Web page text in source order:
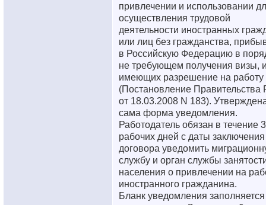
привлечении и использовании
осуществления трудовой
деятельности иностранных
или лиц без гражданства,
в Российскую Федерацию в
не требующем получения визы,
имеющих разрешение на работу
(Постановление Правительства
от 18.03.2008 N 183).
сама форма уведомления.
Работодатель обязан в течение 3
рабочих дней с даты заключения
договора уведомить
службу и орган службы
населения о привлечении на
иностранного гражданина.
Бланк уведомления